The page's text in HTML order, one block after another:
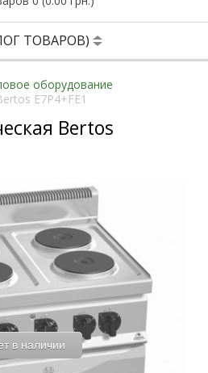
ТОВАРОВ)
оборудование
E7P4+FE1
Bertos
в наличии